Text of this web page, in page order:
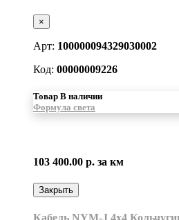
×
Арт: 100000094329030002
Код: 00000009226
Товар В наличии
Формула света
103 400.00 р. за км
Закрыть